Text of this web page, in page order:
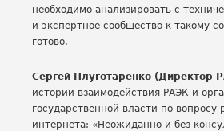
необходимо анализировать с
и экспертное сообщество к такому
готово.
Сергей Плуготаренко (Директор
истории взаимодействия РАЭК и
государственной власти по вопросу
интернета: «Неожиданно и без